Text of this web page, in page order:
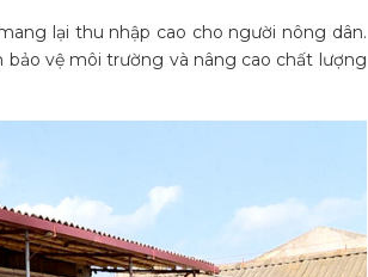
lại thu nhập cao cho người nông dân.
vệ môi trường và nâng cao chất lượng